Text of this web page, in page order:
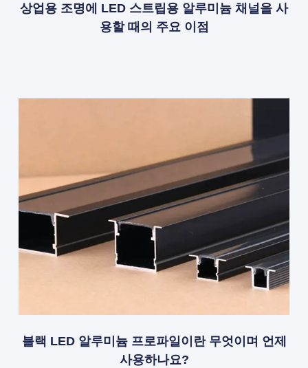
상업용 조명에 LED 스트립용 알루미늄 채널을 사
용할 때의 주요 이점
블랙 LED 알루미늄 프로파일이란 무엇이며 언제
사용하나요?